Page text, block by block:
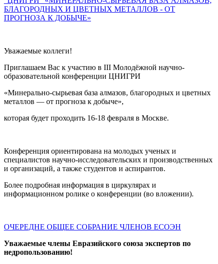
БЛАГОРОДНЫХ И ЦВЕТНЫХ МЕТАЛЛОВ - ОТ
ПРОГНОЗА К ДОБЫЧЕ»
Уважаемые коллеги!
Приглашаем Вас к участию в III Молодёжной научно-
образовательной конференции ЦНИГРИ
«Минерально-сырьевая база алмазов, благородных и цветных
металлов — от прогноза к добыче»,
которая будет проходить 16-18 февраля в Москве.
Конференция ориентирована на молодых ученых и
специалистов научно-исследовательских и производственных
и организаций, а также студентов и аспирантов.
Более подробная информация в циркулярах и
информационном ролике о конференции (во вложении).
ОЧЕРЕДНЕ ОБЩЕЕ СОБРАНИЕ ЧЛЕНОВ ЕСОЭН
Уважаемые члены Евразийского союза экспертов по
недропользованию!